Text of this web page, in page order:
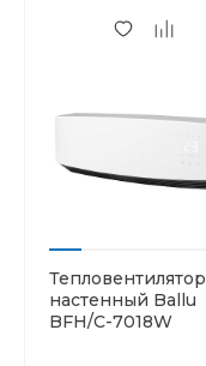
Тепловентилятор
настенный Ballu
BFH/C-7018W